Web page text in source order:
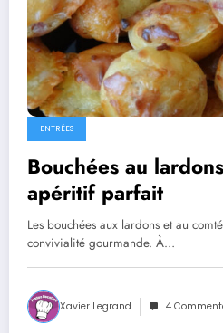
ENTRÉES
Bouchées au
apéritif parfait
Les bouchées aux lardons et au
convivialité gourmande. À…
Xavier Legrand 4